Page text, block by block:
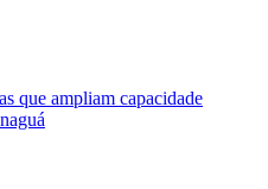
que ampliam capacidade